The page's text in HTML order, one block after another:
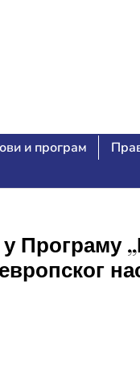
и програм
Програму